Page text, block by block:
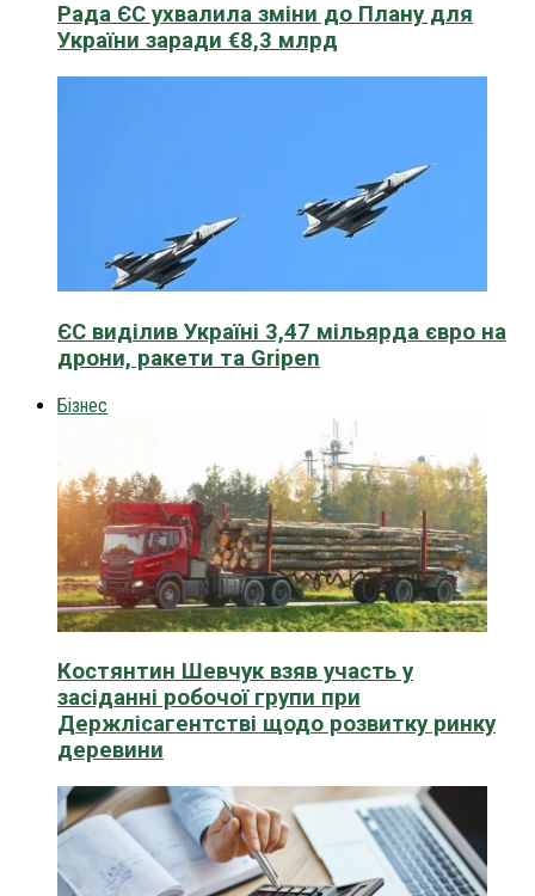
Рада ЄС ухвалила зміни до Плану для
України заради €8,3 млрд
ЄС виділив Україні 3,47 мільярда євро на
дрони, ракети та Gripen
Бізнес
Костянтин Шевчук взяв участь у
засіданні робочої групи при
Держлісагентстві щодо розвитку ринку
деревини